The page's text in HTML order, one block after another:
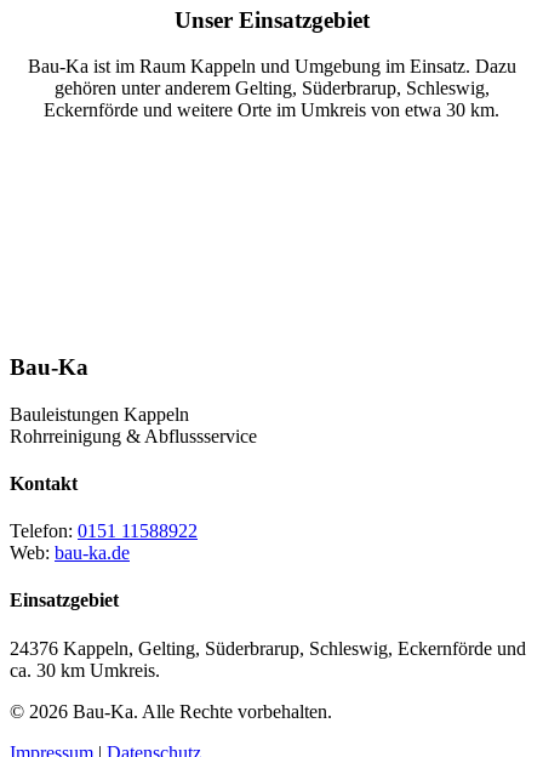
Unser Einsatzgebiet
Bau-Ka ist im Raum Kappeln und Umgebung im Einsatz. Dazu
gehören unter anderem Gelting, Süderbrarup, Schleswig,
Eckernförde und weitere Orte im Umkreis von etwa 30 km.
Bau-Ka
Bauleistungen Kappeln
Rohrreinigung & Abflussservice
Kontakt
Telefon: 0151 11588922
Web: bau-ka.de
Einsatzgebiet
24376 Kappeln, Gelting, Süderbrarup, Schleswig, Eckernförde und
ca. 30 km Umkreis.
© 2026 Bau-Ka. Alle Rechte vorbehalten.
Impressum | Datenschutz